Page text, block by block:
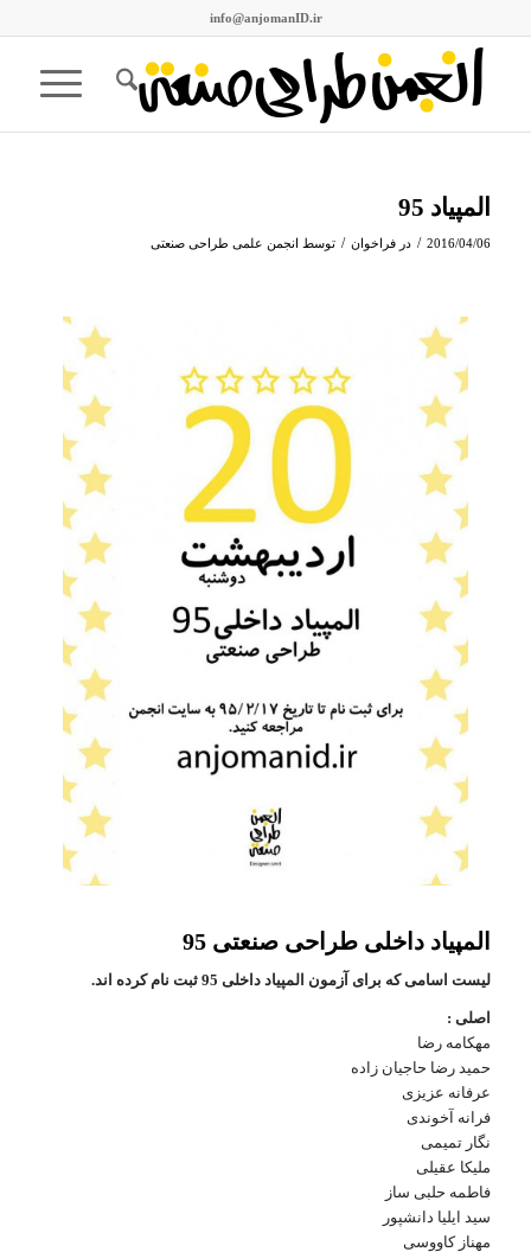
info@anjomanID.ir
المپیاد 95
2016/04/06
/ در فراخوان / توسط انجمن علمی طراحی صنعتی
المپیاد داخلی طراحی صنعتی 95
لیست اسامی که برای آزمون المپیاد داخلی 95 ثبت نام کرده اند.
اصلی :
مهکامه رضا
حمید رضا حاجیان زاده
عرفانه عزیزی
فرانه آخوندی
نگار تمیمی
ملیکا عقیلی
فاطمه حلبی ساز
سید ایلیا دانشپور
مهناز کاووسی